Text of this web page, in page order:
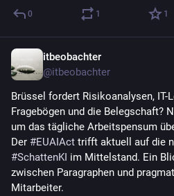
0 1 1
itbeobachter
@itbeobachter
Brüssel fordert Risikoanalysen, IT-
Fragebögen und die Belegschaft?
um das tägliche Arbeitspensum
Der #EUAIAct
#SchattenKI im Mittelstand. Ein
zwischen Paragraphen und
Mitarbeiter.